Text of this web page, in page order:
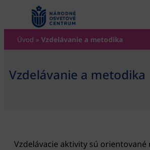
content
Úvod » Vzdelávanie a metodika
Vzdelávanie a metodika
Vzdelávacie aktivity sú orientované